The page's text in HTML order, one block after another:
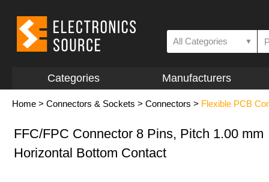
All Categories ▼
Categories Manufacturers
Home > Connectors & Sockets > Connectors > Flexible PCB
FFC/FPC Connector 8 Pins, Pitch 1.00 mm
Horizontal Bottom Contact